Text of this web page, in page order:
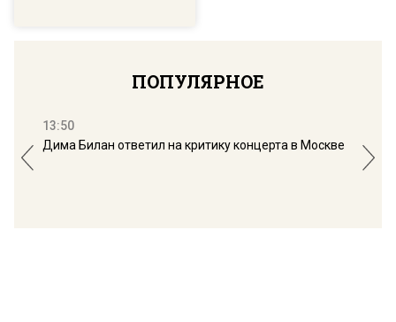
ПОПУЛЯРНОЕ
13:50
Дима Билан ответил на критику концерта в Москве